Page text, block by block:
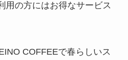
用の方にはお得なサービス
COFFEEで春らしいス